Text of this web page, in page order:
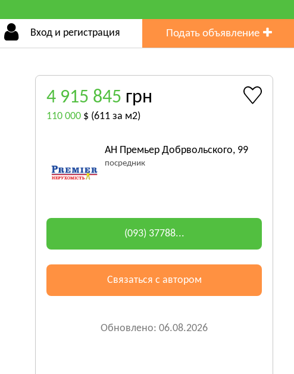
Вход и регистрация Подать объявление
4 915 845 грн
110 000 $ (611 за м2)
АН Премьер Добрвольского, 99
посредник
(093) 37788...
Связаться с автором
Обновлено: 06.08.2026